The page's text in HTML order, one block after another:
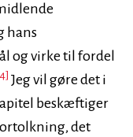
hans
og virke til fordel
Jeg vil gøre det i
beskæftiger
det